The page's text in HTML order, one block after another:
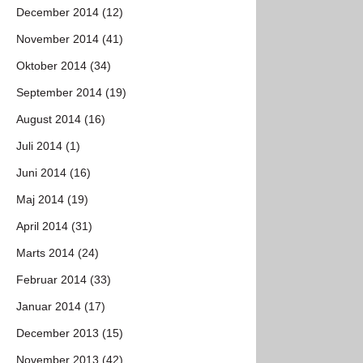
December 2014 (12)
November 2014 (41)
Oktober 2014 (34)
September 2014 (19)
August 2014 (16)
Juli 2014 (1)
Juni 2014 (16)
Maj 2014 (19)
April 2014 (31)
Marts 2014 (24)
Februar 2014 (33)
Januar 2014 (17)
December 2013 (15)
November 2013 (42)